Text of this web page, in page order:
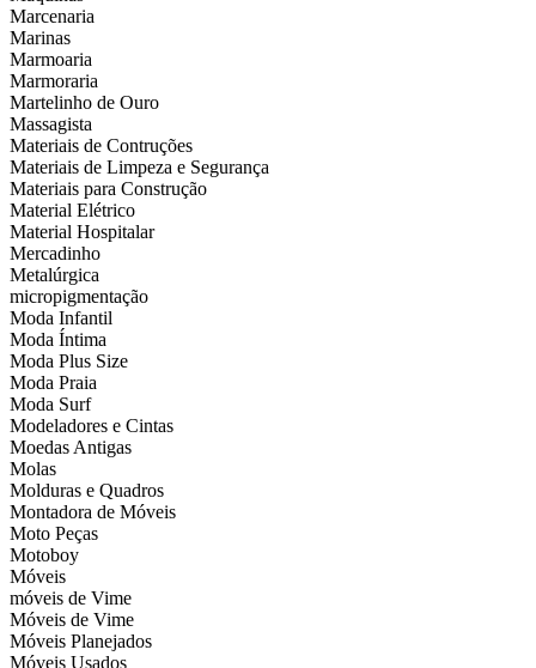
Marcenaria
Marinas
Marmoaria
Marmoraria
Martelinho de Ouro
Massagista
Materiais de Contruções
Materiais de Limpeza e Segurança
Materiais para Construção
Material Elétrico
Material Hospitalar
Mercadinho
Metalúrgica
micropigmentação
Moda Infantil
Moda Íntima
Moda Plus Size
Moda Praia
Moda Surf
Modeladores e Cintas
Moedas Antigas
Molas
Molduras e Quadros
Montadora de Móveis
Moto Peças
Motoboy
Móveis
móveis de Vime
Móveis de Vime
Móveis Planejados
Móveis Usados